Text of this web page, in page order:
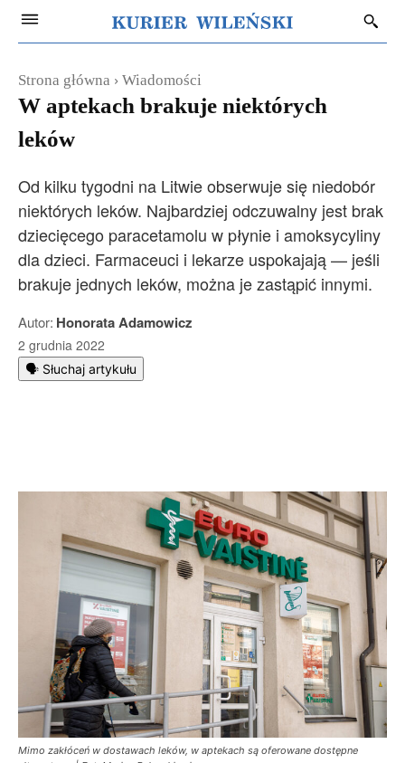
Strona główna Wiadomości
W aptekach brakuje niektórych
leków
Od kilku tygodni na Litwie obserwuje się niedobór
niektórych leków. Najbardziej odczuwalny jest brak
dziecięcego paracetamolu w płynie i amoksycyliny
dla dzieci. Farmaceuci i lekarze uspokajają — jeśli
brakuje jednych leków, można je zastąpić innymi.
Autor: Honorata Adamowicz
2 grudnia 2022
🗣️ Słuchaj artykułu
Mimo zakłóceń w dostawach leków, w aptekach są oferowane dostępne